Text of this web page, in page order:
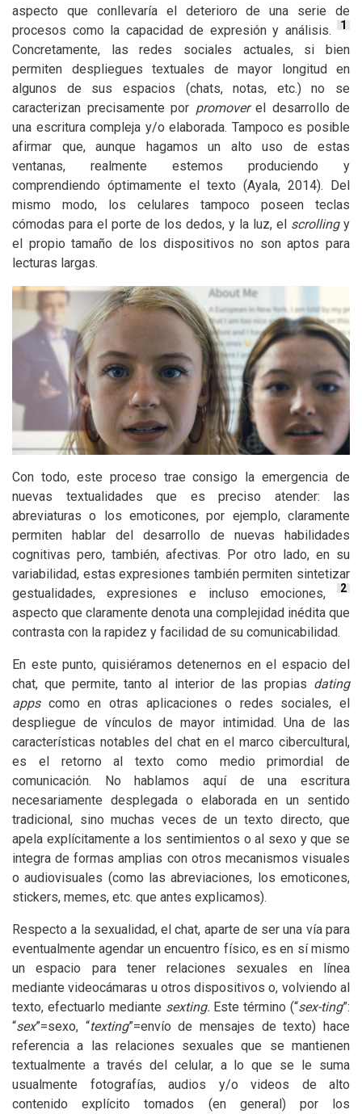
aspecto que conllevaría el deterioro de una serie de
procesos como la capacidad de expresión y análisis.
1
Concretamente, las redes sociales actuales, si bien
permiten despliegues textuales de mayor longitud en
algunos de sus espacios (chats, notas, etc.) no se
caracterizan precisamente por promoverel desarrollo de
una escritura compleja y/o elaborada. Tampoco es posible
afirmar que, aunque hagamos un alto uso de estas
ventanas, realmente estemos produciendo y
comprendiendo óptimamente el texto (Ayala, 2014). Del
mismo modo, los celulares tampoco poseen teclas
cómodas para el porte de los dedos, y la luz, el scrollingy
el propio tamaño de los dispositivos no son aptos para
lecturas largas.
Con todo, este proceso trae consigo la emergencia de
nuevas textualidades que es preciso atender: las
abreviaturas o los emoticones, por ejemplo, claramente
permiten hablar del desarrollo de nuevas habilidades
cognitivas pero, también, afectivas. Por otro lado, en su
variabilidad, estas expresiones también permiten sintetizar
gestualidades, expresiones e incluso emociones,
2
aspecto que claramente denota una complejidad inédita que
contrasta con la rapidez y facilidad de su comunicabilidad.
En este punto, quisiéramos detenernos en el espacio del
chat, que permite, tanto al interior de las propias dating
appscomo en otras aplicaciones o redes sociales, el
despliegue de vínculos de mayor intimidad. Una de las
características notables del chat en el marco cibercultural,
es el retorno al texto como medio primordial de
comunicación. No hablamos aquí de una escritura
necesariamente desplegada o elaborada en un sentido
tradicional, sino muchas veces de un texto directo, que
apela explícitamente a los sentimientos o al sexo y que se
integra de formas amplias con otros mecanismos visuales
o audiovisuales (como las abreviaciones, los emoticones,
stickers, memes, etc. que antes explicamos).
Respecto a la sexualidad, el chat, aparte de ser una vía para
eventualmente agendar un encuentro físico, es en sí mismo
un espacio para tener relaciones sexuales en línea
mediante videocámaras u otros dispositivos o, volviendo al
texto, efectuarlo mediante sexting. Este término (“sex-ting”:
“sex”=sexo, “texting”=envío de mensajes de texto) hace
referencia a las relaciones sexuales que se mantienen
textualmente a través del celular, a lo que se le suma
usualmente fotografías, audios y/o videos de alto
contenido explícito tomados (en general) por los